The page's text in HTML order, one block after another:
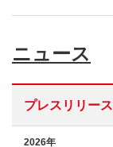
ニュース
プレスリリース
2026年